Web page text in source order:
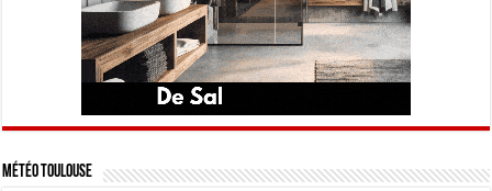
Météo Toulouse